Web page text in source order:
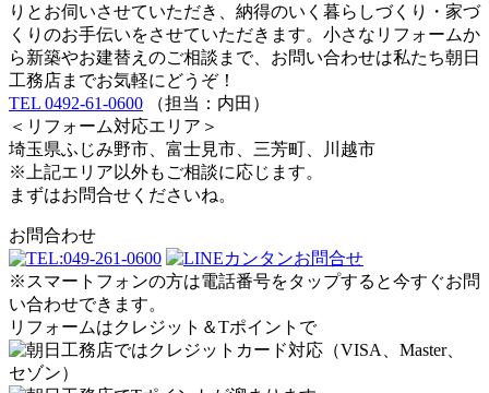
りとお伺いさせていただき、納得のいく暮らしづくり・家づ
くりのお手伝いをさせていただきます。小さなリフォームか
ら新築やお建替えのご相談まで、お問い合わせは私たち朝日
工務店までお気軽にどうぞ！
TEL 0492-61-0600 （担当：内田）
＜リフォーム対応エリア＞
埼玉県ふじみ野市、富士見市、三芳町、川越市
※上記エリア以外もご相談に応じます。
まずはお問合せくださいね。
お問合わせ
※スマートフォンの方は電話番号をタップすると今すぐお問
い合わせできます。
リフォームはクレジット＆Tポイントで